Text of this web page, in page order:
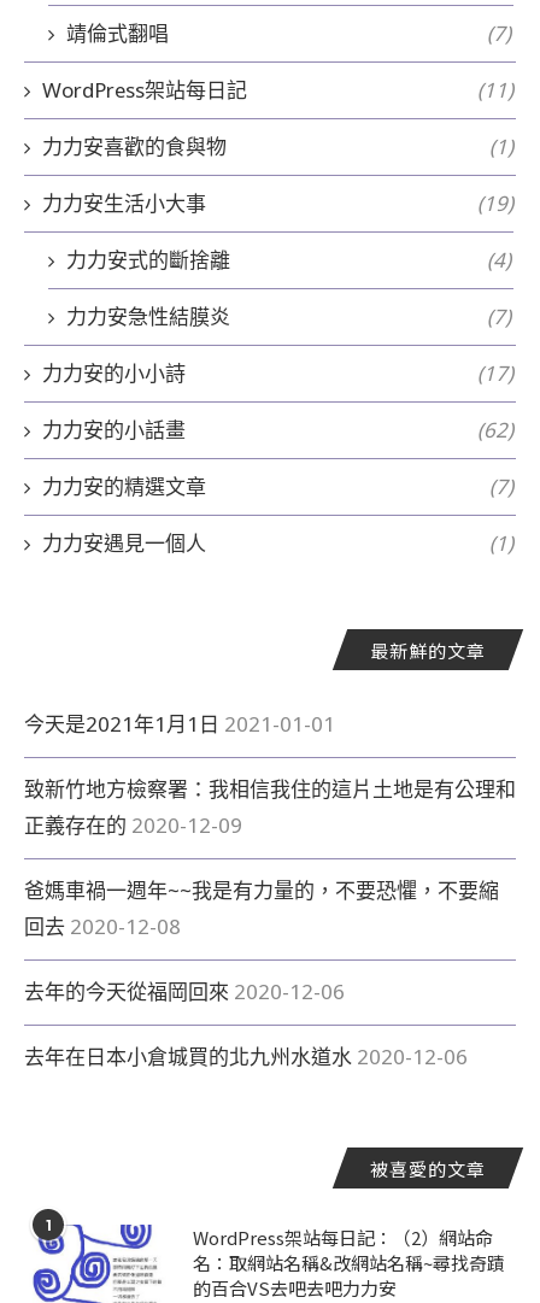
靖倫式翻唱 (7)
WordPress架站每日記 (11)
力力安喜歡的食與物 (1)
力力安生活小大事 (19)
力力安式的斷捨離 (4)
力力安急性結膜炎 (7)
力力安的小小詩 (17)
力力安的小話畫 (62)
力力安的精選文章 (7)
力力安遇見一個人 (1)
最新鮮的文章
今天是2021年1月1日 2021-01-01
致新竹地方檢察署：我相信我住的這片土地是有公理和
正義存在的 2020-12-09
爸媽車禍一週年~~我是有力量的，不要恐懼，不要縮
回去 2020-12-08
去年的今天從福岡回來 2020-12-06
去年在日本小倉城買的北九州水道水 2020-12-06
被喜愛的文章
1
WordPress架站每日記：（2）網站命
名：取網站名稱&改網站名稱~尋找奇蹟
的百合VS去吧去吧力力安